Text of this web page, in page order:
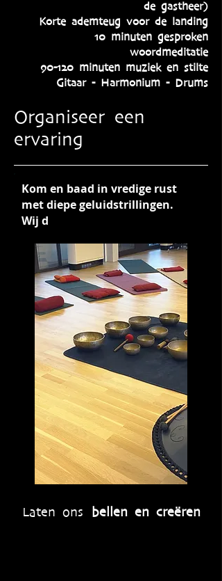
de gastheer)
Korte ademteug voor de landing
10 minuten gesproken
woordmeditatie
90-120 minuten muziek en stilte
Gitaar - Harmonium - Drums
Organiseer een
ervaring
Kom en baad in vredige rust
met diepe geluidstrillingen.
Wij d
Laten ons bellen en creëren